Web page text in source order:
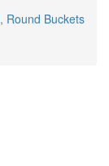
, Round Buckets